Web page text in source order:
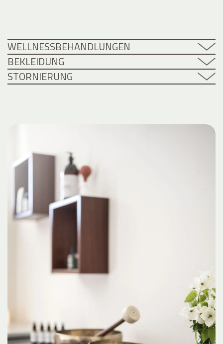
WELLNESSBEHANDLUNGEN
BEKLEIDUNG
STORNIERUNG